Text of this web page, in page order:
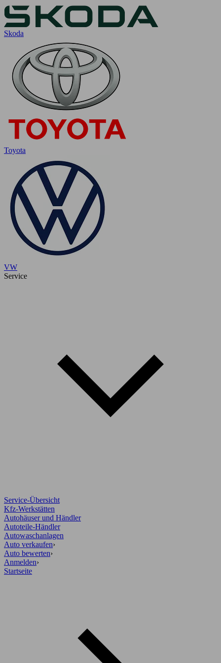
Skoda
Toyota
VW
Service
Service-Übersicht
Kfz-Werkstätten
Autohäuser und Händler
Autoteile-Händler
Autowaschanlagen
Auto verkaufen›
Auto bewerten›
Anmelden›
Startseite